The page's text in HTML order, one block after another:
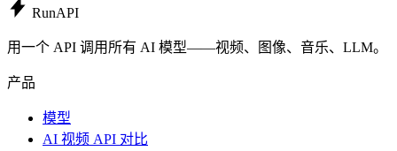
RunAPI
用一个 API 调用所有 AI 模型——视频、图像、音乐、LLM。
产品
模型
AI 视频 API 对比